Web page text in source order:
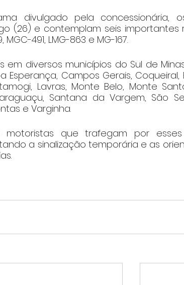
divulgado pela concessionária,
(26) e contemplam seis importantes
491, LMG-863 e MG-167.
em diversos municípios do Sul de
Esperança, Campos Gerais, Coqueiral,
Lavras, Monte Belo, Monte
Santana da Vargem, São
e Varginha.
motoristas que trafegam por
a sinalização temporária e as